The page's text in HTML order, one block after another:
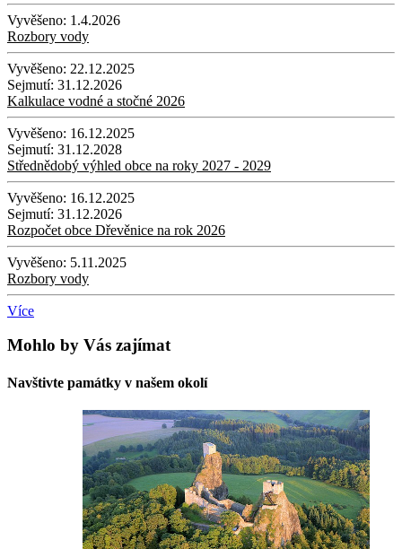
Vyvěšeno: 1.4.2026
Rozbory vody
Vyvěšeno: 22.12.2025
Sejmutí: 31.12.2026
Kalkulace vodné a stočné 2026
Vyvěšeno: 16.12.2025
Sejmutí: 31.12.2028
Střednědobý výhled obce na roky 2027 - 2029
Vyvěšeno: 16.12.2025
Sejmutí: 31.12.2026
Rozpočet obce Dřevěnice na rok 2026
Vyvěšeno: 5.11.2025
Rozbory vody
Více
Mohlo by Vás zajímat
Navštivte památky v našem okolí